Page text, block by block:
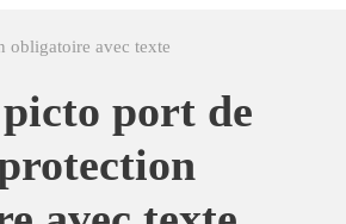
obligatoire avec texte
port de